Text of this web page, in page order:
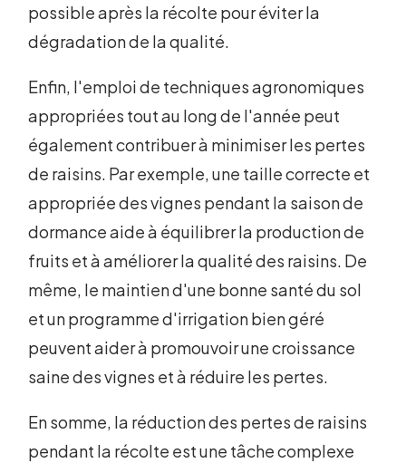
possible après la récolte pour éviter la
dégradation de la qualité.
Enfin, l'emploi de techniques agronomiques
appropriées tout au long de l'année peut
également contribuer à minimiser les pertes
de raisins. Par exemple, une taille correcte et
appropriée des vignes pendant la saison de
dormance aide à équilibrer la production de
fruits et à améliorer la qualité des raisins. De
même, le maintien d'une bonne santé du sol
et un programme d'irrigation bien géré
peuvent aider à promouvoir une croissance
saine des vignes et à réduire les pertes.
En somme, la réduction des pertes de raisins
pendant la récolte est une tâche complexe